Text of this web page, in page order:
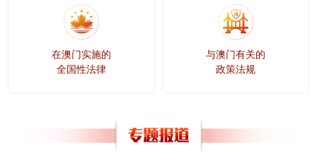
在澳门实施的
全国性法律
与澳门有关的
政策法规